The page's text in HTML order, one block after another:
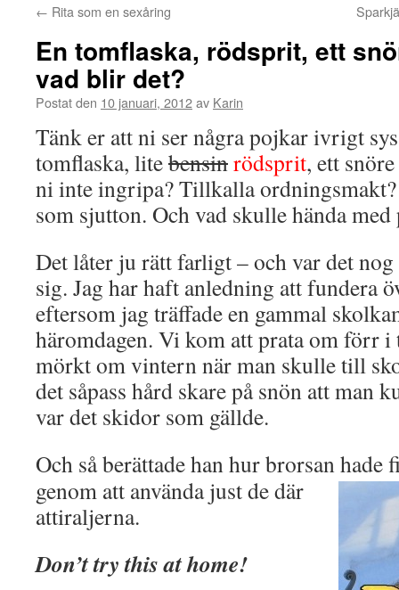
← Rita som en sexåring
En tomflaska, rödsprit, ett
vad blir det?
Postat den 10 januari, 2012av Karin
Tänk er att ni ser några pojkar ivrigt
tomflaska, litebensinrödsprit, ett
ni inte ingripa? Tillkalla
som sjutton. Och vad skulle hända
Det låter ju rätt farligt – och var det nog
sig. Jag har haft anledning att fundera
eftersom jag träffade en gammal
häromdagen. Vi kom att prata om förr i
mörkt om vintern när man skulle till
det såpass hård skare på snön att man
var det skidor som gällde.
Och så berättade han hur brorsan hade
genom att använda just de där
attiraljerna.
Don’t try this at home!